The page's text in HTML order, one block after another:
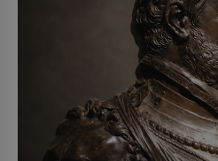
Otázky, jak přesně se tato